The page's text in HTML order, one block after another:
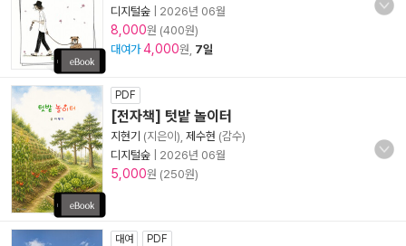
디지털숲
2026년 06월
8,000원 (400원)
대여가 4,000원, 7일
PDF
[전자책] 텃밭 놀이터
지현기 (지은이), 제수현 (감수)
디지털숲
2026년 06월
5,000원 (250원)
대여 PDF